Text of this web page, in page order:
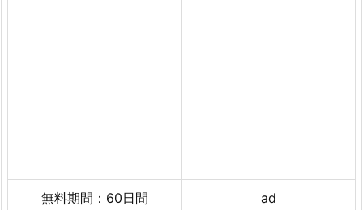
無料期間：60日間 ad